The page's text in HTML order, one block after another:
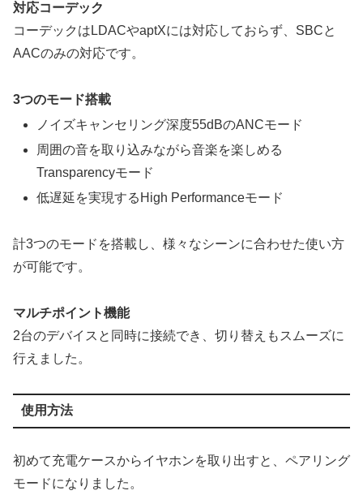
対応コーデック
コーデックはLDACやaptXには対応しておらず、SBCと
AACのみの対応です。
3つのモード搭載
ノイズキャンセリング深度55dBのANCモード
周囲の音を取り込みながら音楽を楽しめる
Transparencyモード
低遅延を実現するHigh Performanceモード
計3つのモードを搭載し、様々なシーンに合わせた使い方
が可能です。
マルチポイント機能
2台のデバイスと同時に接続でき、切り替えもスムーズに
行えました。
使用方法
初めて充電ケースからイヤホンを取り出すと、ペアリング
モードになりました。